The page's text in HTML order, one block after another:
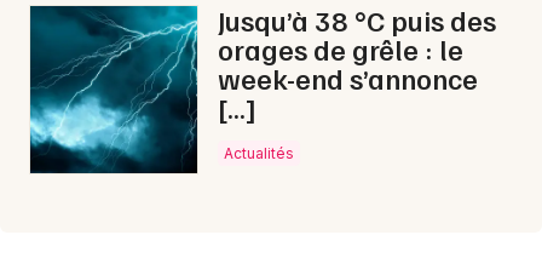
Jusqu’à 38 °C puis des
orages de grêle : le
week-end s’annonce
[…]
Actualités